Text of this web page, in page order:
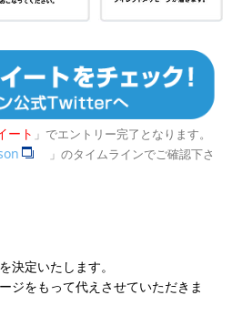
ート 」でエントリー完了となります。
」のタイムラインでご確認下さ
決定いたします。
ジをもって代えさせていただきま